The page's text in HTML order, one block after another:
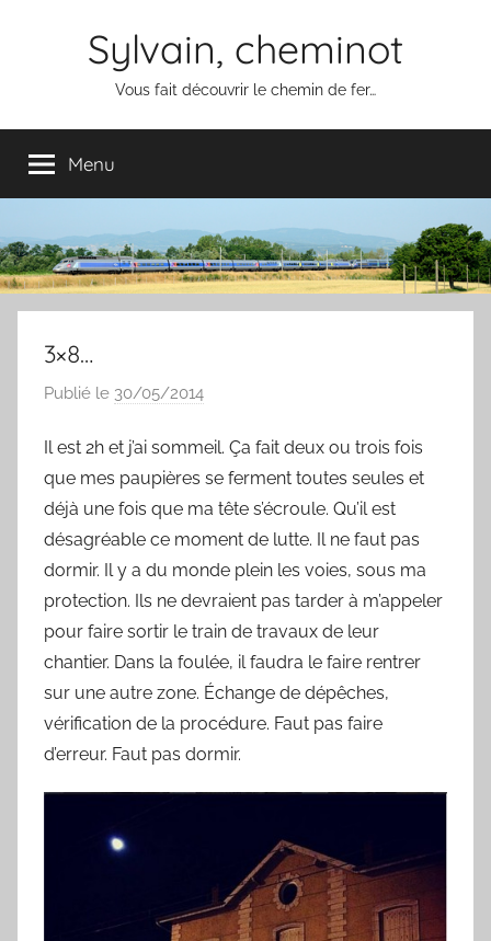
Sylvain, cheminot
Vous fait découvrir le chemin de fer…
Menu
3×8…
Publié le 30/05/2014
r
S
y
l
v
a
B
u
a
r
Il est 2h et j’ai sommeil. Ça fait deux ou trois fois
que mes paupières se ferment toutes seules et
déjà une fois que ma tête s’écroule. Qu’il est
désagréable ce moment de lutte. Il ne faut pas
dormir. Il y a du monde plein les voies, sous ma
protection. Ils ne devraient pas tarder à m’appeler
pour faire sortir le train de travaux de leur
chantier. Dans la foulée, il faudra le faire rentrer
sur une autre zone. Échange de dépêches,
vérification de la procédure. Faut pas faire
d’erreur. Faut pas dormir.